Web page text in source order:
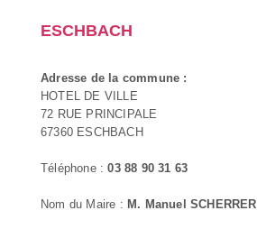
ESCHBACH
Adresse de la commune :
HOTEL DE VILLE
72 RUE PRINCIPALE
67360 ESCHBACH
Téléphone :03 88 90 31 63
Nom du Maire : M. Manuel SCHERRER